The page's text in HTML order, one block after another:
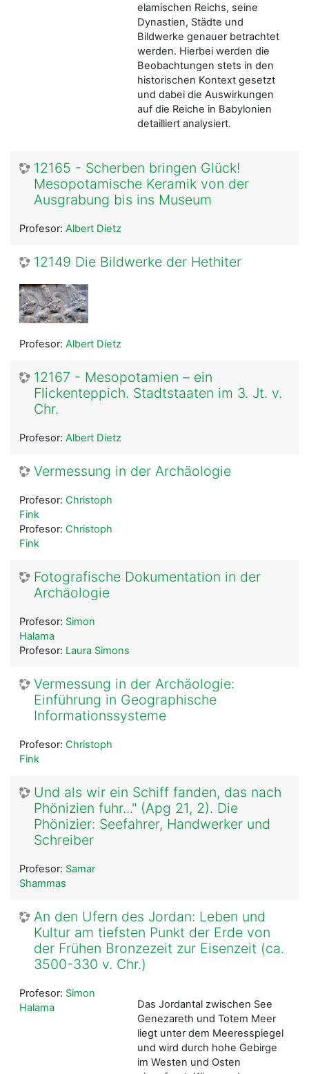
elamischen Reichs, seine
Dynastien, Städte und
Bildwerke genauer betrachtet
werden. Hierbei werden die
Beobachtungen stets in den
historischen Kontext gesetzt
und dabei die Auswirkungen
auf die Reiche in Babylonien
detailliert analysiert.
12165 - Scherben bringen Glück!
Mesopotamische Keramik von der
Ausgrabung bis ins Museum
Profesor: Albert Dietz
12149 Die Bildwerke der Hethiter
Profesor: Albert Dietz
12167 - Mesopotamien – ein
Flickenteppich. Stadtstaaten im 3. Jt. v.
Chr.
Profesor: Albert Dietz
Vermessung in der Archäologie
Profesor: Christoph
Fink
Profesor: Christoph
Fink
Fotografische Dokumentation in der
Archäologie
Profesor: Simon
Halama
Profesor: Laura Simons
Vermessung in der Archäologie:
Einführung in Geographische
Informationssysteme
Profesor: Christoph
Fink
Und als wir ein Schiff fanden, das nach
Phönizien fuhr..." (Apg 21, 2). Die
Phönizier: Seefahrer, Handwerker und
Schreiber
Profesor: Samar
Shammas
An den Ufern des Jordan: Leben und
Kultur am tiefsten Punkt der Erde von
der Frühen Bronzezeit zur Eisenzeit (ca.
3500-330 v. Chr.)
Das Jordantal zwischen See
Genezareth und Totem Meer
liegt unter dem Meeresspiegel
und wird durch hohe Gebirge
im Westen und Osten
Profesor: Simon
Halama